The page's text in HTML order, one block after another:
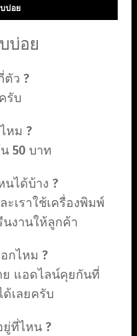
บ่อย
บ่อย
ตัว ?
รับ
หม ?
50 บาท
ได้บ้าง ?
ะเราใช้เครื่องพิมพ์
งานให้ลูกค้า
กไหม ?
ย แอดไลน์คุยกันที่
ด้เลยครับ
ที่ไหน ?